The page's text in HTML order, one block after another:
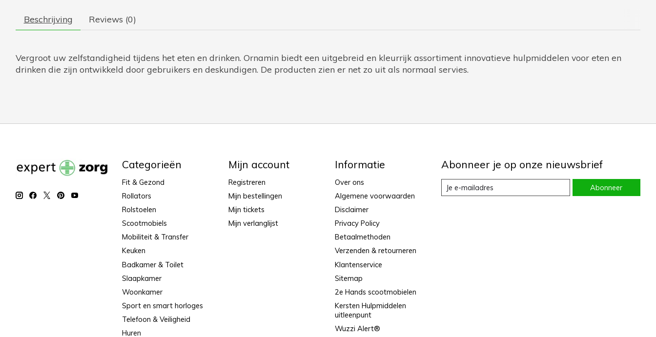
Beschrijving Reviews (0)
Vergroot uw zelfstandigheid tijdens het eten en drinken. Ornamin biedt een uitgebreid en kleurrijk assortiment innovatieve hulpmiddelen voor eten en
drinken die zijn ontwikkeld door gebruikers en deskundigen. De producten zien er net zo uit als normaal servies.
Categorieën
Fit & Gezond
Rollators
Rolstoelen
Scootmobiels
Mobiliteit & Transfer
Keuken
Badkamer & Toilet
Slaapkamer
Woonkamer
Sport en smart horloges
Telefoon & Veiligheid
Huren
Mijn account
Registreren
Mijn bestellingen
Mijn tickets
Mijn verlanglijst
Informatie
Over ons
Algemene voorwaarden
Disclaimer
Privacy Policy
Betaalmethoden
Verzenden & retourneren
Klantenservice
Sitemap
2e Hands scootmobielen
Kersten Hulpmiddelen
uitleenpunt
Wuzzi Alert®
Abonneer je op onze nieuwsbrief
Abonneer